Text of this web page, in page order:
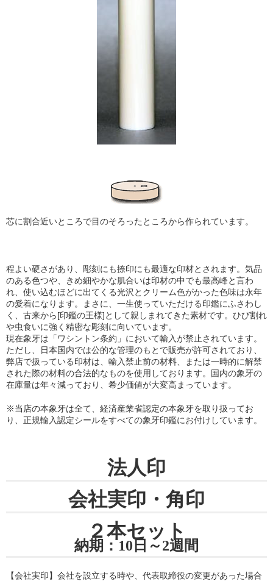
芯に割合近いところで目のそろったところから作られています。
程よい硬さがあり、彫刻にも捺印にも最適な印材とされます。気品
のある色つや、きめ細やかな肌合いは印材の中でも最高峰と言わ
れ、使い込むほどに出てくる光沢とクリーム色がかった色味は永年
の愛着になります。まさに、一生使っていただける印鑑にふさわし
く、古来から[印鑑の王様]として親しまれてきた素材です。ひび割れ
や虫食いに強く精密な彫刻に向いています。
現在象牙は「ワシントン条約」において輸入が禁止されています。
ただし、日本国内では公的な管理のもとで販売が許可されており、
弊店で扱っている印材は、輸入禁止前の材料、または一時的に解禁
された際の材料の合法的なものを使用しております。国内の象牙の
在庫量は年々減っており、希少価値が大変高まっています。
※当店の本象牙は全て、経済産業省認定の本象牙を取り扱ってお
り
、正規輸入認定シールをすべての象牙印鑑にお付けしています。
法人印
会社実印・角印
２本セット
納期：10日～2週間
【会社実印】会社を設立する時や、代表取締役の変更があった場合